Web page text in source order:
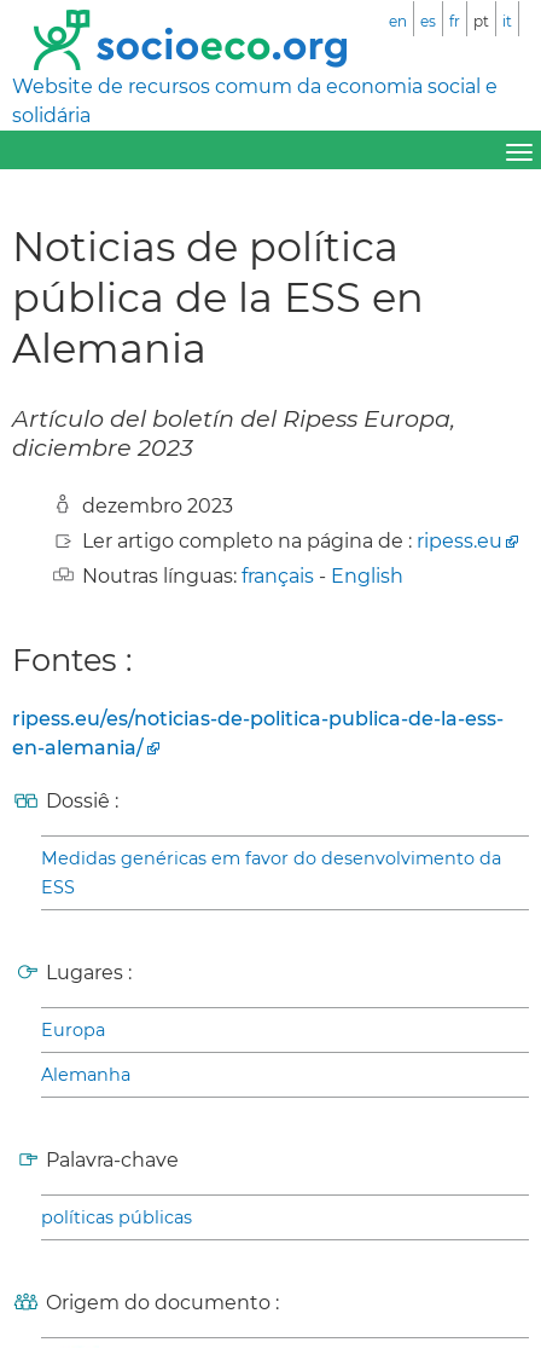
Website de recursos comum da economia social e
solidária
en es fr pt it
Noticias de política
pública de la ESS en
Alemania
Artículo del boletín del Ripess Europa,
diciembre 2023
dezembro 2023
Ler artigo completo na página de : ripess.eu
Noutras línguas: français - English
Fontes :
ripess.eu/es/noticias-de-politica-publica-de-la-ess-
en-alemania/
Dossiê :
Medidas genéricas em favor do desenvolvimento da
ESS
Lugares :
Europa
Alemanha
Palavra-chave
políticas públicas
Origem do documento :